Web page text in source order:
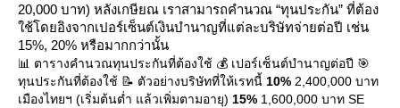
20,000 บาท) หลังเกษียณ เราสามารถคำนวณ “ทุนประกัน” ที่ต้อง
ช้โดยอิงจากเปอร์เซ็นต์เงินบำนาญที่แต่ละบริษัทจ่ายต่อปี เช่น
15%, 20% หรือมากกว่านั้น
📊 ตารางคำนวณทุนประกันที่ต้องใช้ 💰 เปอร์เซ็นต์บำนาญต่อปี 🎯
ทุนประกันที่ต้องใช้ 📝 ตัวอย่างบริษัทที่ให้เรทนี้ 10% 2,400,000 บาท
เมืองไทยฯ (เริ่มต้นต่ำ แล้วเพิ่มตามอายุ) 15% 1,600,000 บาท SE